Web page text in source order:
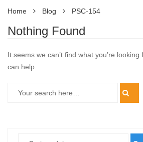
Home Blog PSC-154
Nothing Found
It seems we can’t find what you’re
can help.